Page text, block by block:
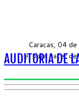
Caracas, 04
el buen hacer
AUDITORIA DE